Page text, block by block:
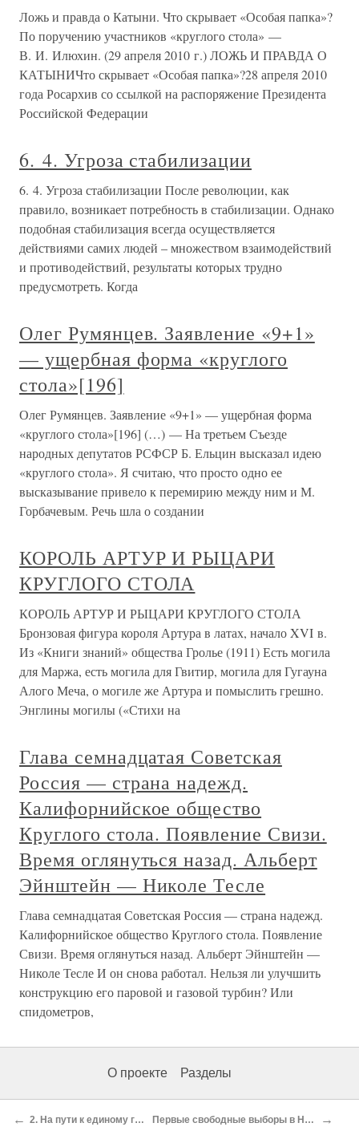
Ложь и правда о Катыни. Что скрывает «Особая папка»?
По поручению участников «круглого стола» —
В. И. Илюхин. (29 апреля 2010 г.) ЛОЖЬ И ПРАВДА О
КАТЫНИЧто скрывает «Особая папка»?28 апреля 2010
года Росархив со ссылкой на распоряжение Президента
Российской Федерации
6. 4. Угроза стабилизации
6. 4. Угроза стабилизации После революции, как
правило, возникает потребность в стабилизации. Однако
подобная стабилизация всегда осуществляется
действиями самих людей – множеством взаимодействий
и противодействий, результаты которых трудно
предусмотреть. Когда
Олег Румянцев. Заявление «9+1»
— ущербная форма «круглого
стола»[196]
Олег Румянцев. Заявление «9+1» — ущербная форма
«круглого стола»[196] (…) — На третьем Съезде
народных депутатов РСФСР Б. Ельцин высказал идею
«круглого стола». Я считаю, что просто одно ее
высказывание привело к перемирию между ним и М.
Горбачевым. Речь шла о создании
КОРОЛЬ АРТУР И РЫЦАРИ
КРУГЛОГО СТОЛА
КОРОЛЬ АРТУР И РЫЦАРИ КРУГЛОГО СТОЛА
Бронзовая фигура короля Артура в латах, начало XVI в.
Из «Книги знаний» общества Гролье (1911) Есть могила
для Маржа, есть могила для Гвитир, могила для Гугауна
Алого Меча, о могиле же Артура и помыслить грешно.
Энглины могилы («Стихи на
Глава семнадцатая Советская
Россия — страна надежд.
Калифорнийское общество
Круглого стола. Появление Свизи.
Время оглянуться назад. Альберт
Эйнштейн — Николе Тесле
Глава семнадцатая Советская Россия — страна надежд.
Калифорнийское общество Круглого стола. Появление
Свизи. Время оглянуться назад. Альберт Эйнштейн —
Николе Тесле И он снова работал. Нельзя ли улучшить
конструкцию его паровой и газовой турбин? Или
спидометров,
О проекте Разделы
← 2. На пути к единому государству Первые свободные выборы в Народную палату →